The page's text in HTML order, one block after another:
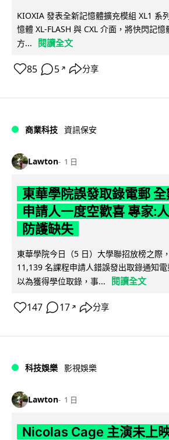
KIOXIA 發表全新記憶體擴充模組 XL1 系
憶體 XL-FLASH 與 CXL 介面，將快閃記
方...
閱讀全文
85 5 ↗ 分享
商業科技 資訊保安
Lawton 1 日
東華學院誤發取錄電郵 全
申請人一度空歡喜 專家:
防護缺失
東華學院今日（5 日）大學聯招放榜之際
11,139 名課程申請人錯誤發出取錄通知
以為獲得學位取錄，事...
閱讀全文
147 17 ↗ 分享
科技娛樂 影視娛樂
Lawton 1 日
Nicolas Cage 主演未上